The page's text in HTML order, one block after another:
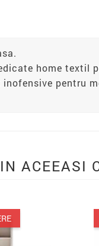
home textil
pentru
ACEEASI
LA